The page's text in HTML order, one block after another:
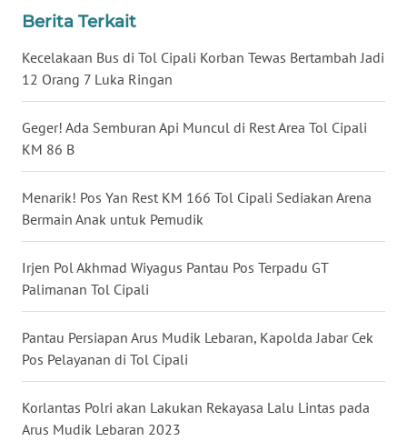
Berita Terkait
Kecelakaan Bus di Tol Cipali Korban Tewas Bertambah Jadi
12 Orang 7 Luka Ringan
Geger! Ada Semburan Api Muncul di Rest Area Tol Cipali
KM 86 B
Menarik! Pos Yan Rest KM 166 Tol Cipali Sediakan Arena
Bermain Anak untuk Pemudik
Irjen Pol Akhmad Wiyagus Pantau Pos Terpadu GT
Palimanan Tol Cipali
Pantau Persiapan Arus Mudik Lebaran, Kapolda Jabar Cek
Pos Pelayanan di Tol Cipali
Korlantas Polri akan Lakukan Rekayasa Lalu Lintas pada
Arus Mudik Lebaran 2023
NUSANTARA
JOGJA
JATIM
BALI
WN
KALBAR
WN
KALTENG